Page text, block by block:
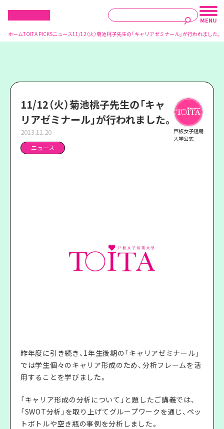
ホームTOITA PICKSニュース11/12（火）菊池桃子先生の「キャリアゼミナール」が行われました。
11/12（火）菊池桃子先生の「キャ
リアゼミナール」が行われました。
2013.11.20
ニュース
戸板女子短期
大学公式
昨年度に引き続き、1年生後期の「キャリアゼミナール」
では学生個々のキャリア形成のため、分析フレームを活
用することを学びました。
「キャリア形成の分析について」と題したご講義では、
「SWOT分析」を取り上げてグループワークを通じ、ペッ
トボトルや空き瓶の事例を分析しました。